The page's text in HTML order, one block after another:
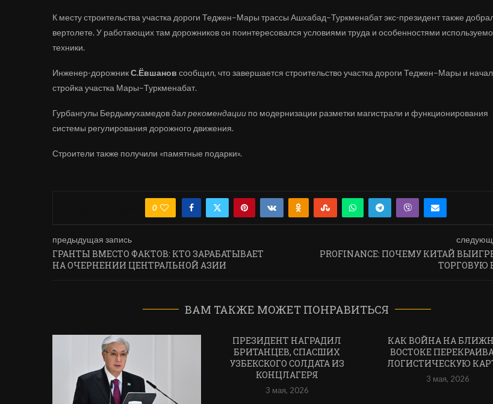
К месту строительства участка дороги Теджен–Мары трассы Ашхабад–Туркменабат экс-президент также
вертолете. У работающих там дорожников он поинтересовался условиями труда и особенностями
техники.
Инженер-дорожникС.Ёвшанов сообщил, что завершается строительство участка дороги Теджен–Мары и
стройка участка Мары–Туркменабат.
Гурбангулы Бердымухамедовдал рекомендации по модернизации разметки магистрали и функционирования
системы регулирования дорожного движения.
Строители также получили «памятные подарки».
0
предыдущая запись
ГРАНТЫ ВМЕСТО ФАКТОВ: КТО ЗАРАБАТЫВАЕТ
НА ОЧЕРНЕНИИ ЦЕНТРАЛЬНОЙ АЗИИ
PROFINANCE: ПОЧЕМУ КИТАЙ
ТОРГОВУЮ
ВАМ ТАКЖЕ МОЖЕТ ПОНРАВИТЬСЯ
ПРЕЗИДЕНТ НАГРАДИЛ
БРИТАНЦЕВ, СПАСШИХ
УЗБЕКСКОГО СОЛДАТА ИЗ
КОНЦЛАГЕРЯ
3 мая, 2026
КАК ВОЙНА НА
ВОСТОКЕ
ЛОГИСТИЧЕСКУЮ
3 мая, 2026